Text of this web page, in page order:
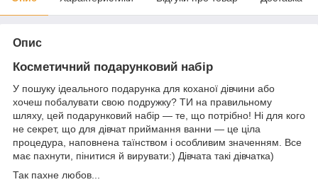
Опис
Косметичний подарунковий набір
У пошуку ідеального подарунка для коханої дівчини або
хочеш побалувати свою подружку? ТИ на правильному
шляху, цей подарунковий набір — те, що потрібно! Ні для кого
не секрет, що для дівчат приймання ванни — це ціла
процедура, наповнена таїнством і особливим значенням. Все
має пахнути, пінитися й вирувати:) Дівчата такі дівчатка)
Так пахне любов...